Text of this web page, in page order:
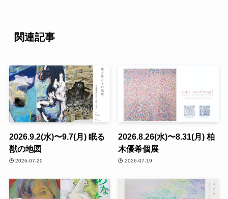
関連記事
2026.9.2(水)〜9.7(月) 眠る
獣の地図
2026-07-20
2026.8.26(水)〜8.31(月) 柏
木優希個展
2026-07-19